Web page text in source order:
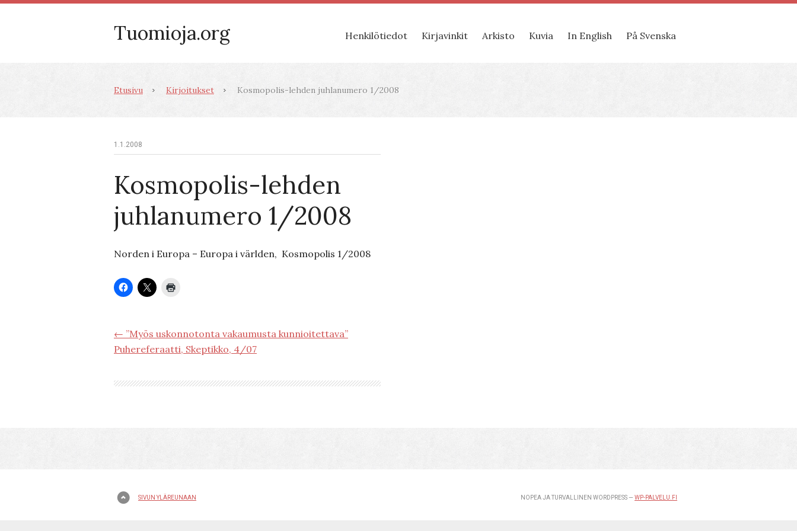
Tuomioja.org Henkilötiedot Kirjavinkit Arkisto Kuvia In English På Svenska
Etusivu Kirjoitukset Kosmopolis-lehden juhlanumero 1/2008
1.1.2008
Kosmopolis-lehden
juhlanumero 1/2008
Norden i Europa – Europa i världen, Kosmopolis 1/2008
← ”Myös uskonnotonta vakaumusta kunnioitettava”
Puhereferaatti, Skeptikko, 4/07
NOPEA JA TURVALLINEN WORDPRESS — WP-PALVELU.FI
SIVUN YLÄREUNAAN